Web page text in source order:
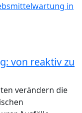
von reaktiv zu
verändern die